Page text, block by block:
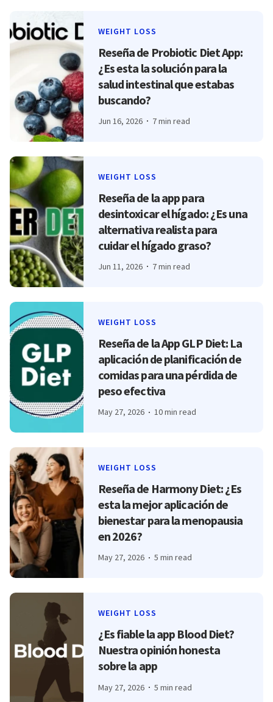
WEIGHT LOSS
Reseña de Probiotic Diet App:
¿Es esta la solución para la
salud intestinal que estabas
buscando?
Jun 16, 2026 7 min read
WEIGHT LOSS
Reseña de la app para
desintoxicar el hígado: ¿Es una
alternativa realista para
cuidar el hígado graso?
Jun 11, 2026 7 min read
WEIGHT LOSS
Reseña de la App GLP Diet: La
aplicación de planificación de
comidas para una pérdida de
peso efectiva
May 27, 2026 10 min read
WEIGHT LOSS
Reseña de Harmony Diet: ¿Es
esta la mejor aplicación de
bienestar para la menopausia
en 2026?
May 27, 2026 5 min read
WEIGHT LOSS
¿Es fiable la app Blood Diet?
Nuestra opinión honesta
sobre la app
May 27, 2026 5 min read